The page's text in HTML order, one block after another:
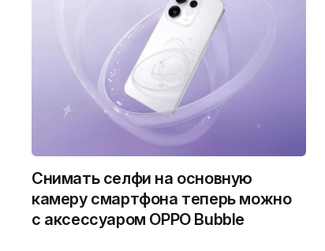
Снимать селфи на основную
камеру смартфона теперь можно
с аксессуаром OPPO Bubble